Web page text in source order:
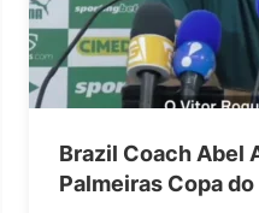
Brazil Coach Abel
Palmeiras Copa